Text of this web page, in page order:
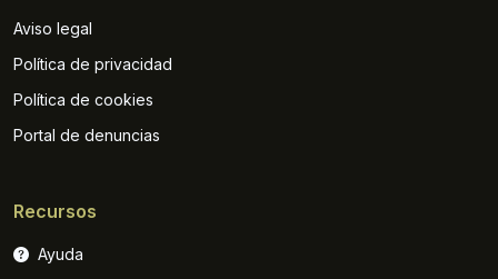
Aviso legal
Política de privacidad
Política de cookies
Portal de denuncias
Recursos
Ayuda